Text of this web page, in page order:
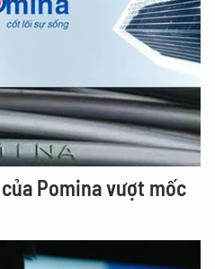
Pomina vượt mốc